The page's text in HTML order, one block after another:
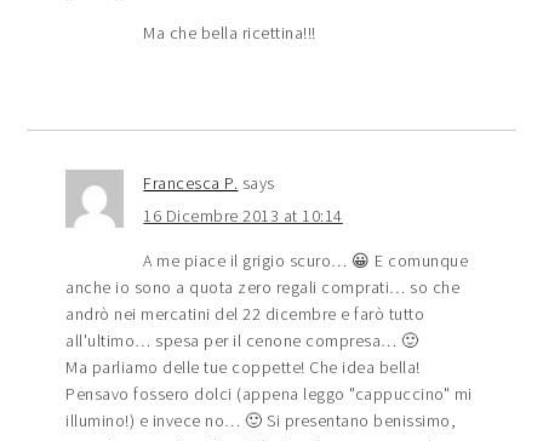
Ma che bella ricettina!!!
Francesca P. says
16 Dicembre 2013 at 10:14
A me piace il grigio scuro… 😀 E comunque
anche io sono a quota zero regali comprati… so che
andrò nei mercatini del 22 dicembre e farò tutto
all'ultimo… spesa per il cenone compresa… 🙂
Ma parliamo delle tue coppette! Che idea bella!
Pensavo fossero dolci (appena leggo "cappuccino" mi
illumino!) e invece no… 🙂 Si presentano benissimo,